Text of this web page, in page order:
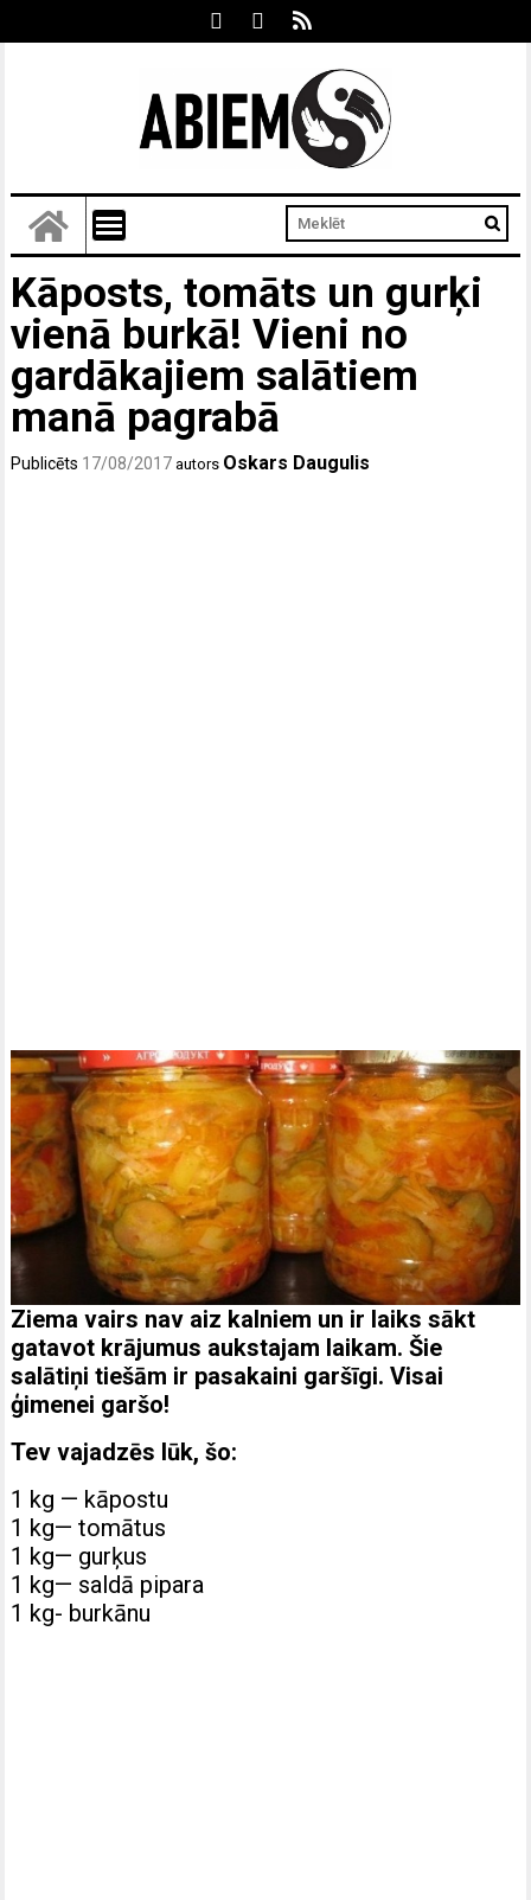
Kāposts, tomāts un gurķi
vienā burkā! Vieni no
gardākajiem salātiem
manā pagrabā
Publicēts 17/08/2017 autors Oskars Daugulis
Ziema vairs nav aiz kalniem un ir laiks sākt
gatavot krājumus aukstajam laikam. Šie
salātiņi tiešām ir pasakaini garšīgi. Visai
ģimenei garšo!
Tev vajadzēs lūk, šo:
1 kg — kāpostu
1 kg— tomātus
1 kg— gurķus
1 kg— saldā pipara
1 kg- burkānu